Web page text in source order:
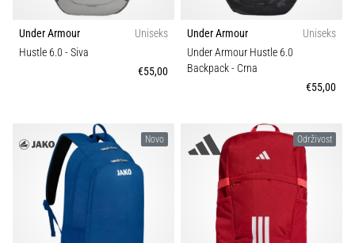
Under Armour
Uniseks
Hustle 6.0 - Siva
€55,00
Under Armour
Uniseks
Under Armour Hustle 6.0
Backpack- Crna
€55,00
Novo Održivost